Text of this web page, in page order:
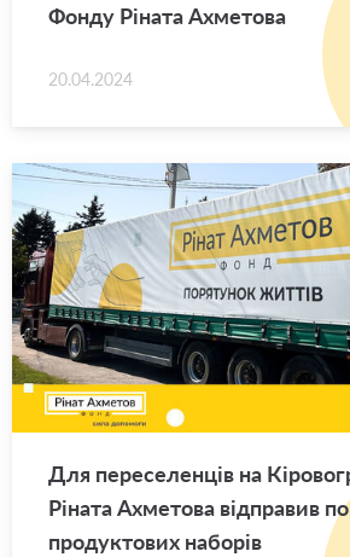
Фонду Ріната Ахметова
20.04.2024
Для переселенців на
Ріната Ахметова відправив
продуктових наборів